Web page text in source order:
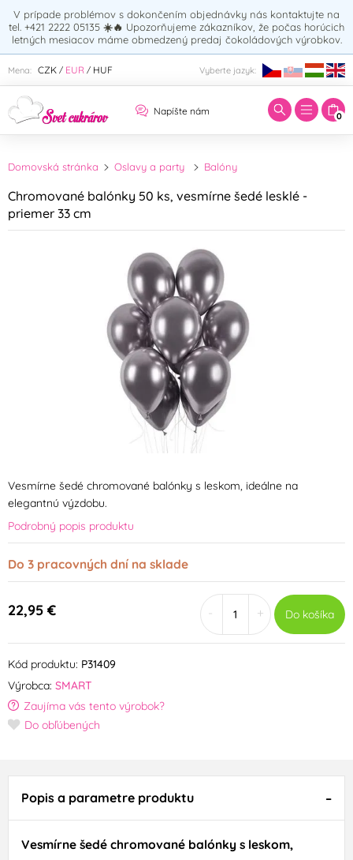
V prípade problémov s dokončením objednávky nás kontaktujte na
tel. +421 2222 05135 ☀️🔥 Upozorňujeme zákazníkov, že počas horúcich
letných mesiacov máme obmedzený predaj čokoládových výrobkov.
Mena: CZK / EUR / HUF Vyberte jazyk:
Napíšte nám 0
Zadajte hľadaný výraz:
Domovská stránka Oslavy a party Balóny
Chromované balónky 50 ks, vesmírne šedé lesklé -
priemer 33 cm
Vesmírne šedé chromované balónky s leskom, ideálne na
elegantnú výzdobu.
Podrobný popis produktu
Do 3 pracovných dní na sklade
22,95 € + Do košíka
Kód produktu: P31409
Výrobca: SMART
Zaujíma vás tento výrobok?
Do obľúbených
Popis a parametre produktu
Vesmírne šedé chromované balónky s leskom,